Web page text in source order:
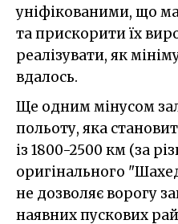
уніфікованими, що
та прискорити їх
реалізувати, як
вдалось.
Ще одним мінусом
польоту, яка
із 1800-2500 км (за
оригінального
не дозволяє ворогу
наявних пускових